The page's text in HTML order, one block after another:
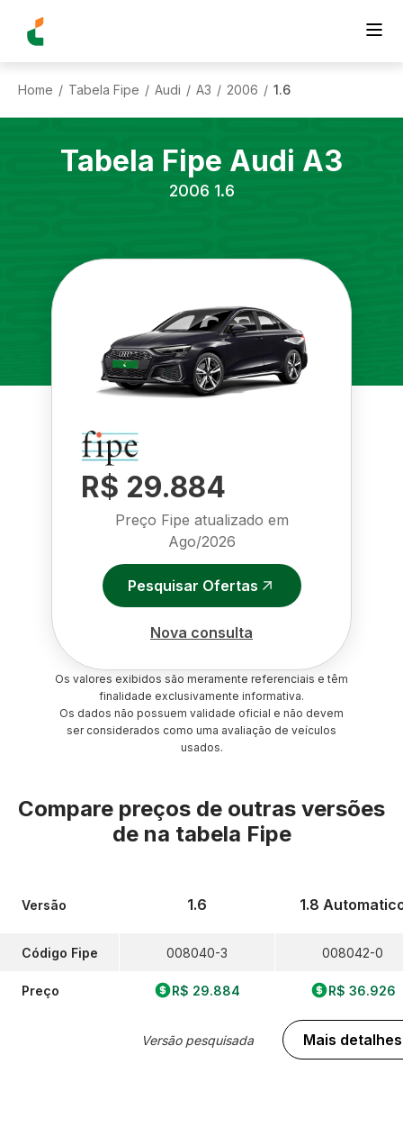
Home / Tabela Fipe / Audi / A3 / 2006 / 1.6
Tabela Fipe Audi A3
2006 1.6
R$ 29.884
Preço Fipe atualizado em
Ago/2026
Pesquisar Ofertas
Nova consulta
Os valores exibidos são meramente referenciais e têm
finalidade exclusivamente informativa.
Os dados não possuem validade oficial e não devem
ser considerados como uma avaliação de veículos
usados.
Compare preços de outras versões
de na tabela Fipe
Versão
Código Fipe
Preço
1.6
008040-3
R$ 29.884
Versão pesquisada
1.8
008042-0
R$ 36.926
Mais detalhes